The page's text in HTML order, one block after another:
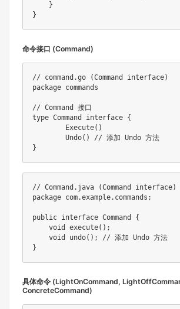
}
}
命令接口 (Command)
// command.go (Command interface)
package commands
// Command 接口
type Command interface {
Execute( )
Undo( )
// 添加 Undo 方法
}
// Command.java (Command interface)
package com.example. commands ;
public interface Command
{
void
execute( ) ;
void
undo( ) ;
// 添加 Undo 方法
}
具体命令 (LightOnCommand,
ConcreteCommand)